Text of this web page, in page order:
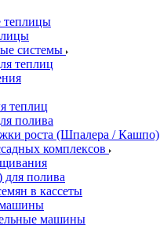
системы
теплиц
теплиц
полива
роста (Шпалера / Кашпо)
комплексов
полива
в кассеты
машины